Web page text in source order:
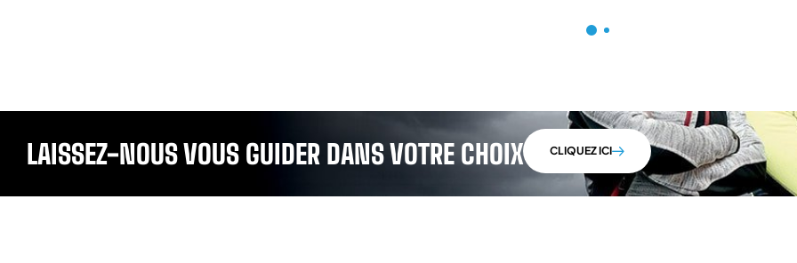
LAISSEZ-NOUS VOUS GUIDER DANS VOTRE CHOIX CLIQUEZ ICI